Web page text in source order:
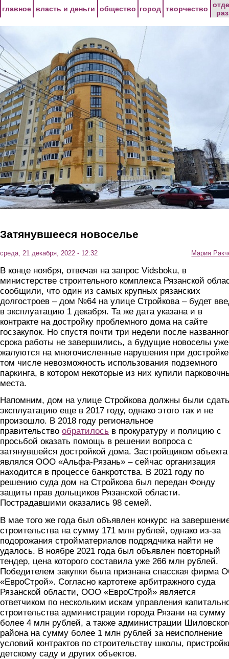
главное власть и деньги общество город творчество
Затянувшееся новоселье
среда, 21 декабря, 2022 - 12:32 Мария
В конце ноября, отвечая на запрос Vidsboku, в
министерстве строительного комплекса Рязанской
сообщили, что один из самых крупных рязанских
долгостроев – дом №64 на улице Стройкова – будет
в эксплуатацию 1 декабря. Та же дата указана и в
контракте на достройку проблемного дома на сайте
госзакупок. Но спустя почти три недели после
срока работы не завершились, а будущие новоселы уже
жалуются на многочисленные нарушения при
том числе невозможность использования подземного
паркинга, в котором некоторые из них купили
места.
Напомним, дом на улице Стройкова должны были
эксплуатацию еще в 2017 году, однако этого так и не
произошло. В 2018 году региональное
правительство обратилось в прокуратуру и полицию с
просьбой оказать помощь в решении вопроса с
затянувшейся достройкой дома. Застройщиком объекта
являлся ООО «Альфа-Рязань» – сейчас организация
находится в процессе банкротства. В 2021 году по
решению суда дом на Стройкова был передан Фонду
защиты прав дольщиков Рязанской области.
Пострадавшими оказались 98 семей.
В мае того же года был объявлен конкурс на
строительства на сумму 171 млн рублей, однако из-за
подорожания стройматериалов подрядчика найти не
удалось. В ноябре 2021 года был объявлен повторный
тендер, цена которого составила уже 266 млн рублей.
Победителем закупки была признана спасская фирма
«ЕвроСтрой». Согласно картотеке арбитражного суда
Рязанской области, ООО «ЕвроСтрой» является
ответчиком по нескольким искам управления
строительства администрации города Рязани на сумму
более 4 млн рублей, а также администрации
района на сумму более 1 млн рублей за неисполнение
условий контрактов по строительству школы,
детскому саду и других объектов.